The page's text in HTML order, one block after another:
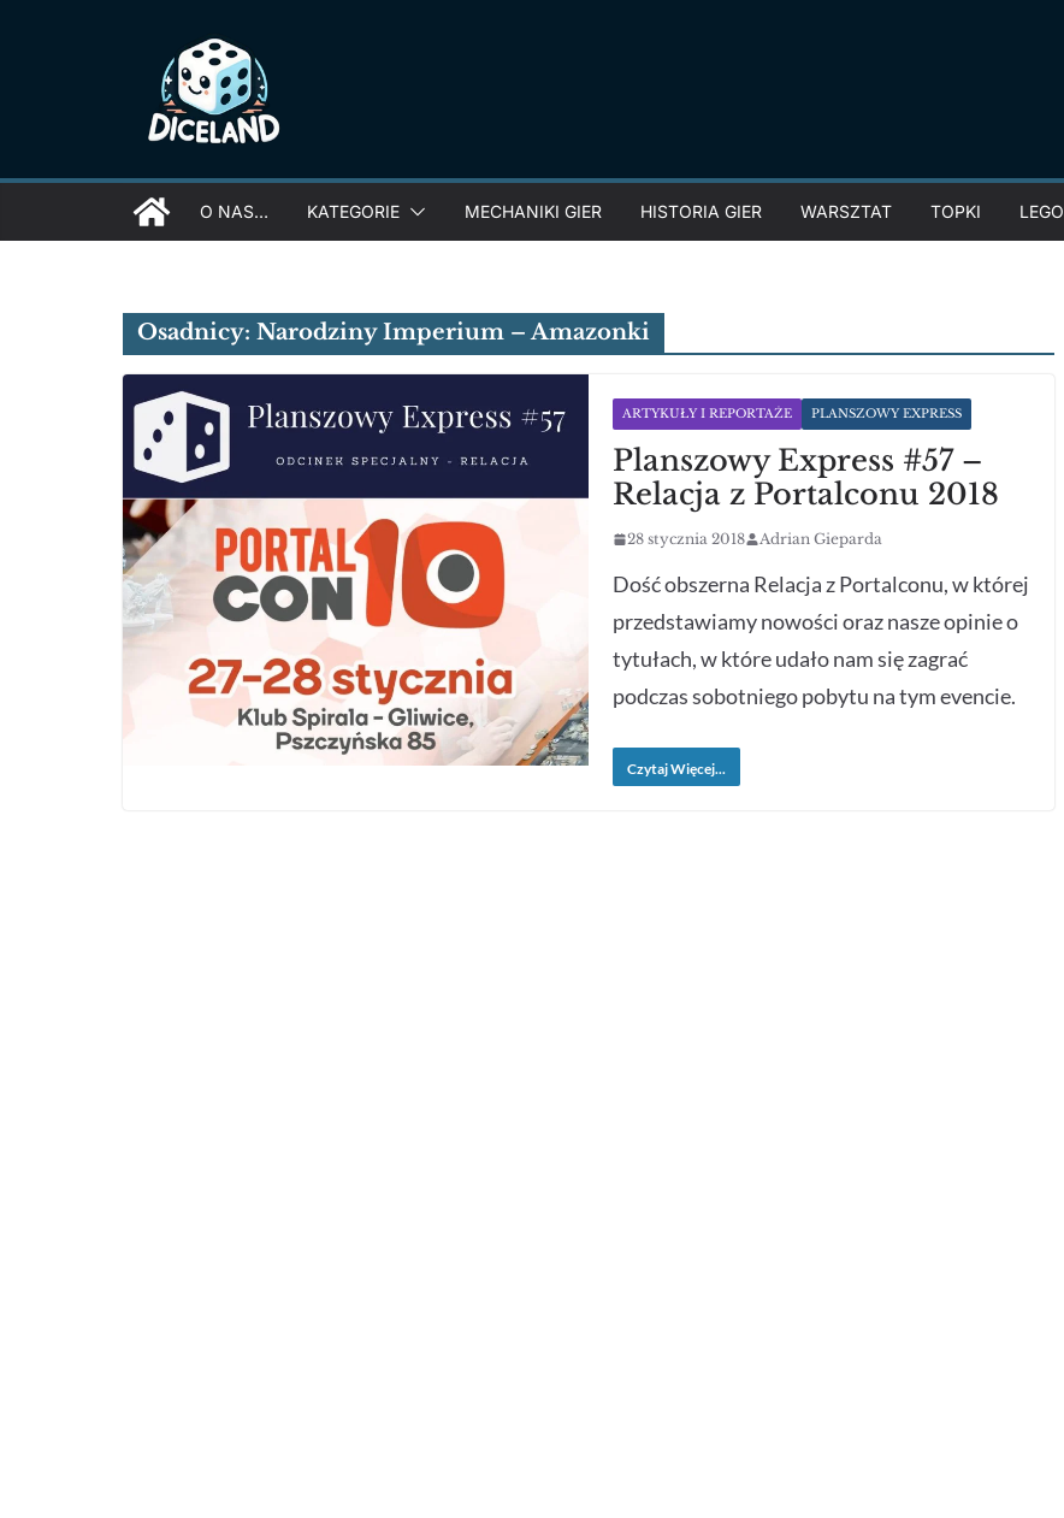
O NAS… KATEGORIE MECHANIKI GIER HISTORIA GIER WARSZTAT TOPKI LEGO
Osadnicy: Narodziny Imperium – Amazonki
ARTYKUŁY I REPORTAŻE PLANSZOWY EXPRESS
Planszowy Express #57 –
Relacja z Portalconu 2018
28 stycznia 2018 Adrian Gieparda
Dość obszerna Relacja z Portalconu, w której
przedstawiamy nowości oraz nasze opinie o
tytułach, w które udało nam się zagrać
podczas sobotniego pobytu na tym evencie.
Czytaj Więcej...